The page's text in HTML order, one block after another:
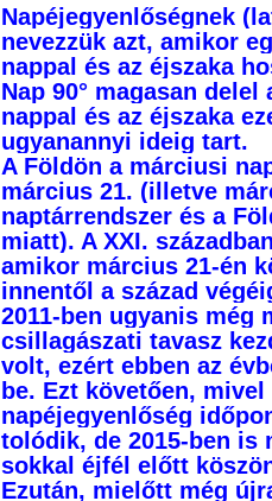
Napéjegyenlőségnek
nevezzük azt, amikor
nappal és az éjszaka
Nap 90° magasan
nappal és az éjszaka
ugyanannyi ideig tart.
A Földön a márciusi
március 21. (illetve
naptárrendszer és a
miatt). A XXI.
amikor március 21-én
innentől a század
2011-ben ugyanis még
csillagászati tavasz
volt, ezért ebben az
be. Ezt követően,
napéjegyenlőség
tolódik, de 2015-ben is
sokkal éjfél előtt
Ezután, mielőtt még